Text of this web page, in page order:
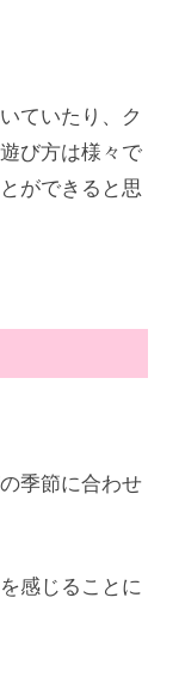
ていたり、ク
び方は様々で
ができると思
季節に合わせ
感じることに